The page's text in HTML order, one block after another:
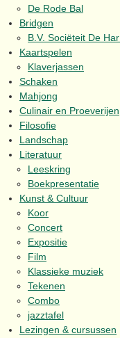
De Rode Bal
Bridgen
B.V. Sociëteit De
Kaartspelen
Klaverjassen
Schaken
Mahjong
Culinair en Proeverijen
Filosofie
Landschap
Literatuur
Leeskring
Boekpresentatie
Kunst & Cultuur
Koor
Concert
Expositie
Film
Klassieke muziek
Tekenen
Combo
jazztafel
Lezingen & cursussen